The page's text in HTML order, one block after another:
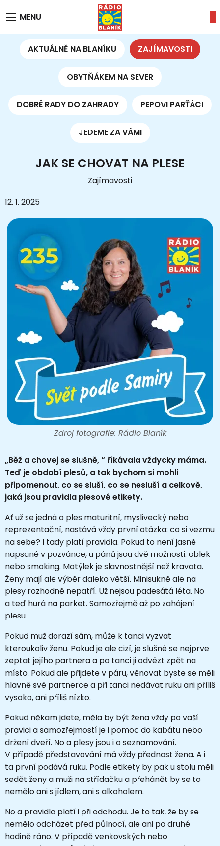
MENU
AKTUÁLNĚ NA BLANÍKU ZAJÍMAVOSTI
OBYTŇÁKEM NA SEVER
DOBRÉ RADY DO ZAHRADY PEPOVI PARŤÁCI
JEDEME ZA VÁMI
JAK SE CHOVAT NA PLESE
Zajímavosti
12. 1. 2025
Zdroj fotografie: Rádio Blaník
„Běž a chovej se slušně, “ říkávala vždycky máma.
Teď je období plesů, a tak bychom si mohli
připomenout, co se sluší, co se nesluší a celkově,
jaká jsou pravidla plesové etikety.
Ať už se jedná o ples maturitní, myslivecký nebo
reprezentační, nastává vždy první otázka: co si vezmu
na sebe? I tady platí pravidla. Pokud to není jasně
napsané v pozvánce, u pánů jsou dvě možnosti: oblek
nebo smoking. Motýlek je slavnostnější než kravata.
Ženy mají ale výběr daleko větší. Minisukně ale na
plesy rozhodně nepatří. Už nejsou padesátá léta. No
a teď hurá na parket. Samozřejmě až po zahájení
plesu.
Pokud muž dorazí sám, může k tanci vyzvat
kteroukoliv ženu. Pokud je ale cizí, je slušné se nejprve
zeptat jejího partnera a po tanci ji odvézt zpět na
místo. Pokud ale přijdete v páru, věnovat byste se měli
hlavně své partnerce a při tanci nedávat ruku ani příliš
vysoko, ani příliš nízko.
Pokud někam jdete, měla by být žena vždy po vaší
pravici a samozřejmostí je i pomoc do kabátu nebo
držení dveří. No a plesy jsou i o seznamování.
V případě představování má vždy přednost žena. A i
ta první podává ruku. Podle etikety by pak u stolu měli
sedět ženy a muži na střídačku a přehánět by se to
nemělo ani s jídlem, ani s alkoholem.
No a pravidla platí i při odchodu. Je to tak, že by se
nemělo odcházet před půlnocí, ale ani po druhé
hodině ráno. V případě venkovských nebo